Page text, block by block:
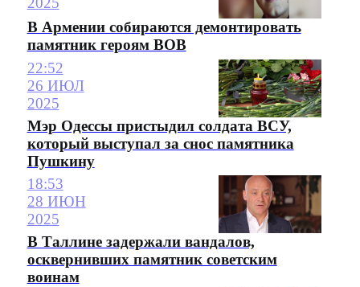
В Армении собираются демонтировать
памятник героям ВОВ
22:52
26 ИЮЛ
2025
Мэр Одессы пристыдил солдата ВСУ,
который выступал за снос памятника
Пушкину
18:53
28 ИЮН
2025
В Таллине задержали вандалов,
осквернивших памятник советским
воинам